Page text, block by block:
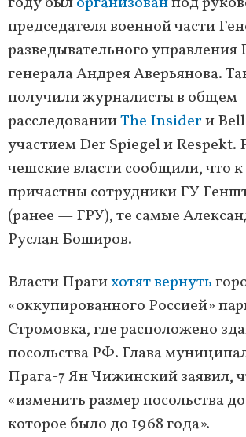
председателя военной части
разведывательного управления
генерала Андрея Аверьянова.
получили журналисты в общем
расследованииThe Insiderи
участием Der Spiegel и Respekt.
чешские власти сообщили, что
причастны сотрудники ГУ
(ранее — ГРУ), те самые
Руслан Боширов.
Власти Прагихотят вернуть
«оккупированного Россией»
Стромовка, где расположено
посольства РФ. Глава
Прага-7 Ян Чижинский заявил,
«изменить размер посольства
которое было до 1968 года».